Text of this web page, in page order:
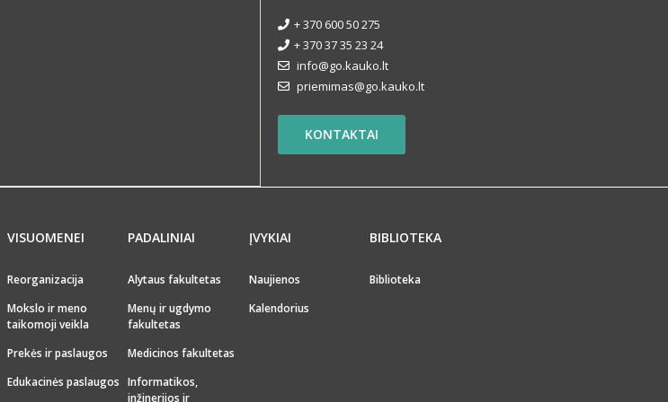
+ 370 600 50 275
+ 370 37 35 23 24
info@go.kauko.lt
priemimas@go.kauko.lt
KONTAKTAI
VISUOMENEI
Reorganizacija
Mokslo ir meno
taikomoji veikla
Prekės ir paslaugos
Edukacinės paslaugos
PADALINIAI
Alytaus fakultetas
Menų ir ugdymo
fakultetas
Medicinos fakultetas
Informatikos,
inžinerijos ir
ĮVYKIAI
Naujienos
Kalendorius
BIBLIOTEKA
Biblioteka